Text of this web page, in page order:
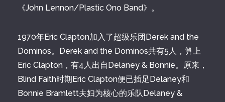
《John Lennon/Plastic Ono Band》。
1970年Eric Clapton加入了超级乐团Derek and the
Dominos。Derek and the Dominos共有5人，算上
Eric Clapton，有4人出自Delaney & Bonnie。原来，
Blind Faith时期Eric Clapton便已插足Delaney和
Bonnie Bramlett夫妇为核心的乐队Delaney &